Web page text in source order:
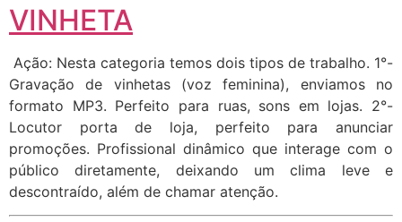
VINHETA
Ação: Nesta categoria temos dois tipos de trabalho. 1°-
Gravação de vinhetas (voz feminina), enviamos no
formato MP3. Perfeito para ruas, sons em lojas. 2°-
Locutor porta de loja, perfeito para anunciar
promoções. Profissional dinâmico que interage com o
público diretamente, deixando um clima leve e
descontraído, além de chamar atenção.